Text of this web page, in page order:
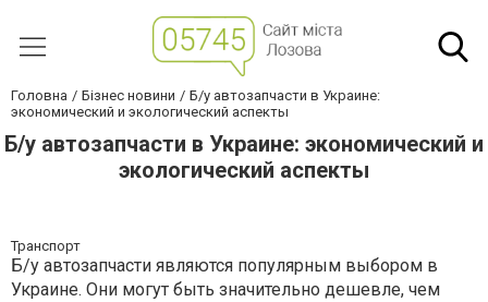
Головна Бізнес новини
Б/у автозапчасти в Украине:
экономический и экологический аспекты
Б/у автозапчасти в Украине: экономический и
экологический аспекты
Транспорт
Б/у автозапчасти являются популярным выбором в
Украине. Они могут быть значительно дешевле, чем